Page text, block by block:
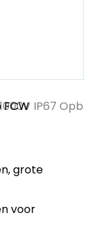
grote
voor